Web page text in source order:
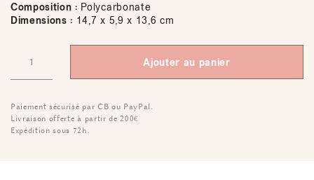
Composition : Polycarbonate
Dimensions : 14,7 x 5,9 x 13,6 cm
Ajouter au panier
Paiement sécurisé par CB ou PayPal.
Livraison offerte à partir de 200€
Expédition sous 72h.